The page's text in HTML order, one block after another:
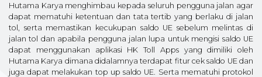
Hutama Karya menghimbau kepada seluruh pengguna jalan agar
dapat mematuhi ketentuan dan tata tertib yang berlaku di jalan
tol, serta memastikan kecukupan saldo UE sebelum melintas di
jalan tol dan apabila pengguna jalan lupa untuk mengisi saldo UE
dapat menggunakan aplikasi HK Toll Apps yang dimiliki oleh
Hutama Karya dimana didalamnya terdapat fitur cek saldo UE dan
juga dapat melakukan top up saldo UE. Serta mematuhi protokol